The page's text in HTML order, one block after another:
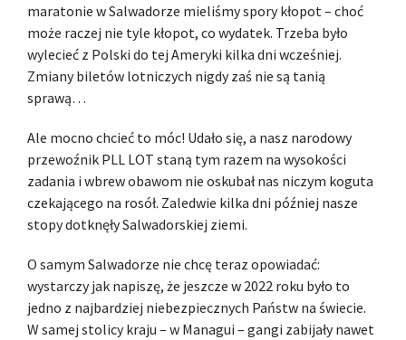
maratonie w Salwadorze mieliśmy spory kłopot – choć
może raczej nie tyle kłopot, co wydatek. Trzeba było
wylecieć z Polski do tej Ameryki kilka dni wcześniej.
Zmiany biletów lotniczych nigdy zaś nie są tanią
sprawą…
Ale mocno chcieć to móc! Udało się, a nasz narodowy
przewoźnik PLL LOT staną tym razem na wysokości
zadania i wbrew obawom nie oskubał nas niczym koguta
czekającego na rosół. Zaledwie kilka dni później nasze
stopy dotknęły Salwadorskiej ziemi.
O samym Salwadorze nie chcę teraz opowiadać:
wystarczy jak napiszę, że jeszcze w 2022 roku było to
jedno z najbardziej niebezpiecznych Państw na świecie.
W samej stolicy kraju – w Managui – gangi zabijały nawet